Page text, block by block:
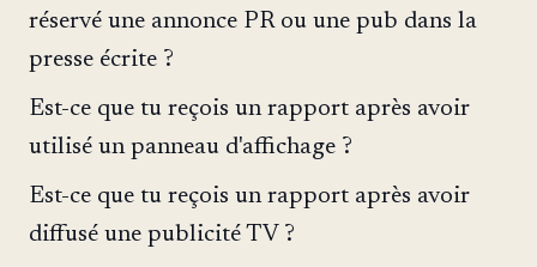
réservé une annonce PR ou une pub dans la
presse écrite ?
Est-ce que tu reçois un rapport après avoir
utilisé un panneau d'affichage ?
Est-ce que tu reçois un rapport après avoir
diffusé une publicité TV ?